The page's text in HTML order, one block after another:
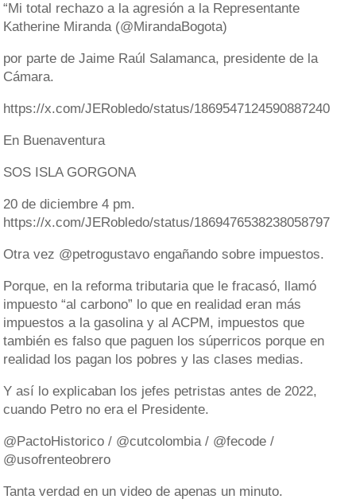
“Mi total rechazo a la agresión a la Representante
Katherine Miranda (@MirandaBogota)
por parte de Jaime Raúl Salamanca, presidente de la
Cámara.
https://x.com/JERobledo/status/1869547124590887240
En Buenaventura
SOS ISLA GORGONA
20 de diciembre 4 pm.
https://x.com/JERobledo/status/1869476538238058797
Otra vez @petrogustavo engañando sobre impuestos.
Porque, en la reforma tributaria que le fracasó, llamó
impuesto “al carbono” lo que en realidad eran más
impuestos a la gasolina y al ACPM, impuestos que
también es falso que paguen los súperricos porque en
realidad los pagan los pobres y las clases medias.
Y así lo explicaban los jefes petristas antes de 2022,
cuando Petro no era el Presidente.
@PactoHistorico / @cutcolombia / @fecode /
@usofrenteobrero
Tanta verdad en un video de apenas un minuto.